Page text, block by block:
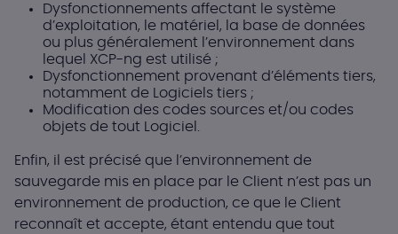
Dysfonctionnements affectant le système
d’exploitation, le matériel, la base de données
ou plus généralement l’environnement dans
lequel XCP-ng est utilisé ;
Dysfonctionnement provenant d’éléments tiers,
notamment de Logiciels tiers ;
Modification des codes sources et/ou codes
objets de tout Logiciel.
Enfin, il est précisé que l’environnement de
sauvegarde mis en place par le Client n’est pas un
environnement de production, ce que le Client
reconnaît et accepte, étant entendu que tout